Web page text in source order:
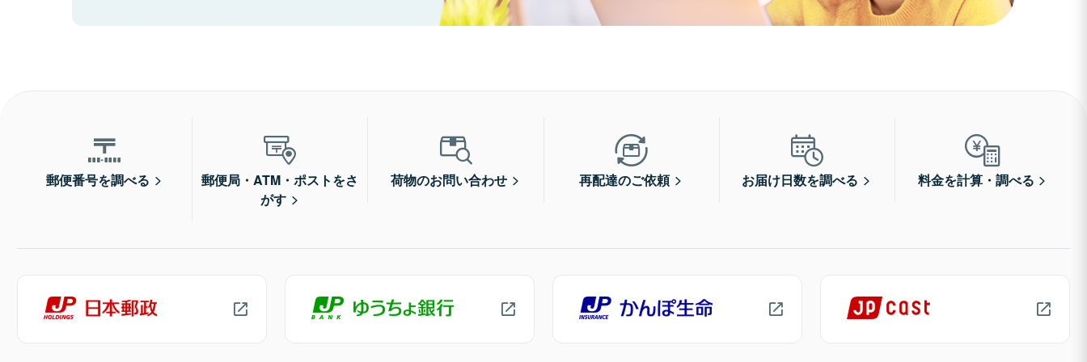
郵便番号を調べる
郵便局・ATM・ポストをさ
がす
荷物のお問い合わせ 再配達のご依頼 お届け日数を調べる 料金を計算・調べる